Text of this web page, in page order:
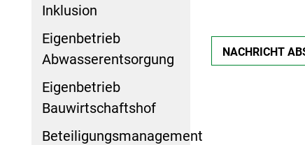
Inklusion
Eigenbetrieb
Abwasserentsorgung
Eigenbetrieb
Bauwirtschaftshof
Beteiligungsmanagement